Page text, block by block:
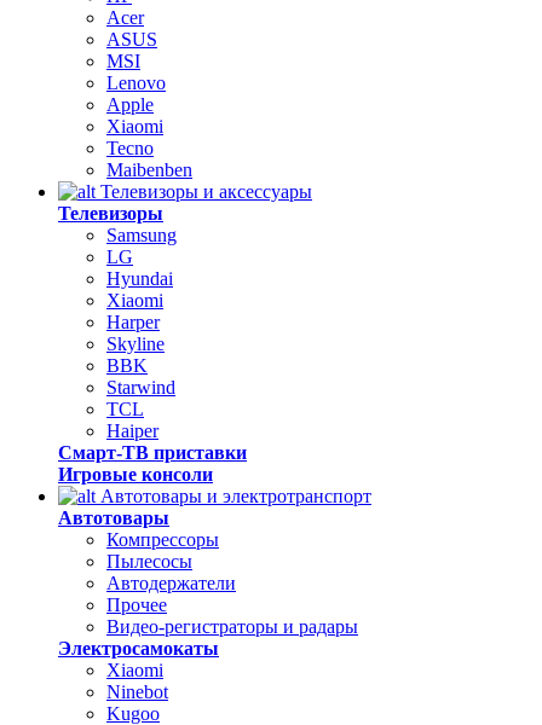
Acer
ASUS
MSI
Lenovo
Apple
Xiaomi
Tecno
Maibenben
Телевизоры и аксессуары
Телевизоры
Samsung
LG
Hyundai
Xiaomi
Harper
Skyline
BBK
Starwind
TCL
Haiper
Смарт-ТВ приставки
Игровые консоли
Автотовары и электротранспорт
Автотовары
Компрессоры
Пылесосы
Автодержатели
Прочее
Видео-регистраторы и радары
Электросамокаты
Xiaomi
Ninebot
Kugoo